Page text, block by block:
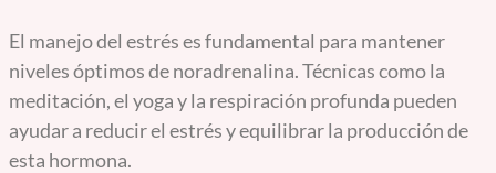
El manejo del estrés es fundamental para mantener
niveles óptimos de noradrenalina. Técnicas como la
meditación, el yoga y la respiración profunda pueden
ayudar a reducir el estrés y equilibrar la producción de
esta hormona.